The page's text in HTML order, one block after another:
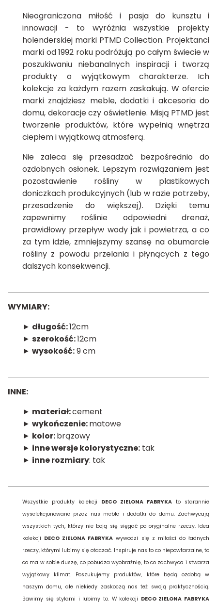
Nieograniczona miłość i pasja do kunsztu i
innowacji - to wyróżnia wszystkie projekty
holenderskiej marki PTMD Collection. Projektanci
marki od 1992 roku podróżują po całym świecie w
poszukiwaniu niebanalnych inspiracji i tworzą
produkty o wyjątkowym charakterze. Ich
kolekcje za każdym razem zaskakują. W ofercie
marki znajdziesz meble, dodatki i akcesoria do
domu, dekoracje czy oświetlenie. Misją PTMD jest
tworzenie produktów, które wypełnią wnętrza
ciepłem i wyjątkową atmosferą.
Nie zaleca się przesadzać bezpośrednio do
ozdobnych osłonek. Lepszym rozwiązaniem jest
pozostawienie rośliny w plastikowych
doniczkach produkcyjnych (lub w razie potrzeby,
przesadzenie do większej). Dzięki temu
zapewnimy roślinie odpowiedni drenaż,
prawidłowy przepływ wody jak i powietrza, a co
za tym idzie, zmniejszymy szansę na obumarcie
rośliny z powodu przelania i płynących z tego
dalszych konsekwencji.
WYMIARY:
► długość:12cm
► szerokość:12cm
► wysokość:9 cm
INNE:
► materiał:cement
► wykończenie:matowe
► kolor:brązowy
► inne wersje kolorystyczne: tak
► inne rozmiary: tak
Wszystkie produkty kolekcji DECO ZIELONA FABRYKA to starannie
wyselekcjonowane przez nas meble i dodatki do domu. Zachwycają
wszystkich tych, którzy nie boją się sięgać po oryginalne rzeczy. Idea
kolekcji DECO ZIELONA FABRYKA wywodzi się z miłości do ładnych
rzeczy, którymi lubimy się otaczać. Inspiruje nas to co niepowtarzalne, to
co ma w sobie duszę, co pobudza wyobraźnię, to co zachwyca i stwarza
wyjątkowy klimat. Poszukujemy produktów, które będą ozdobą w
naszym domu, ale niekiedy zaskoczą nas też swoją praktycznością.
Bawimy się stylami i lubimy to. W kolekcji DECO ZIELONA FABRYKA